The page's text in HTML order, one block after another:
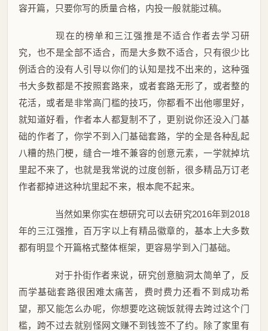
容开篇，只要你写的质量合格，内投一般就能过稿。
现在的榜单和三江强推是不适合作者去学习研
究，也不是全部不适合，而是大多数不适合，只有很少比
例适合的没有人引导以你们的认知是找不出来的，这种强
书大多数都是不按照套路来，或者套路无形了，或者整的
花活，或者是非常高门槛的技巧，你都看不出他哪里好，
就知道好看，作者本人都复制不了，更别说你还没入门基
础的作者了，你学不到入门基础套路，学的全是各种乱起
八糟的热门梗，缝合一堆不兼容的创意元素，一学就掉坑
里起不来了，也就是我常说的过度创新，很多精品万订老
作者都掉进这种坑里起不来，根本爬不起来。
当然如果你实在想研究可以去研究2016年到2018
年的三江强推，百万字以上有精品徽章的，基本上大多数
都有明显个开篇格式整体框架，更容易学到入门基础。
对于扑街作者来说，研究创意脑洞太简单了，反
而学基础套路很困难太痛苦，费时费力还看不到成功希
望，那又能怎么办呢，你想要吃这碗饭就得去跨过这个门
槛，跨不过去就别怪网文赚不到钱签不了约。除了家里有